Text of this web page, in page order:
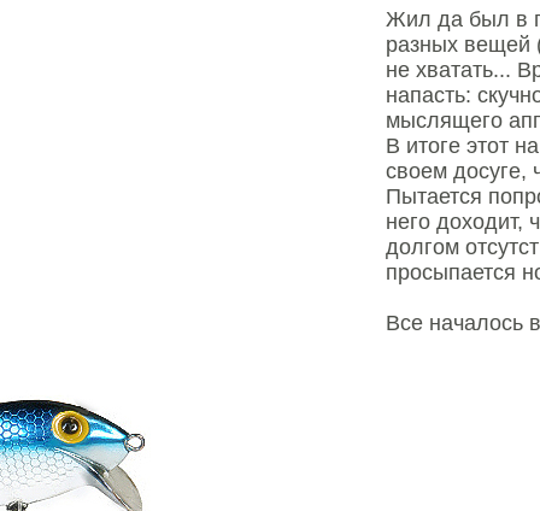
Жил да был в
разных вещей
не хватать...
напасть:
мыслящего
В итоге этот
своем досуге,
Пытается
него доходит,
долгом
просыпается
Все началось